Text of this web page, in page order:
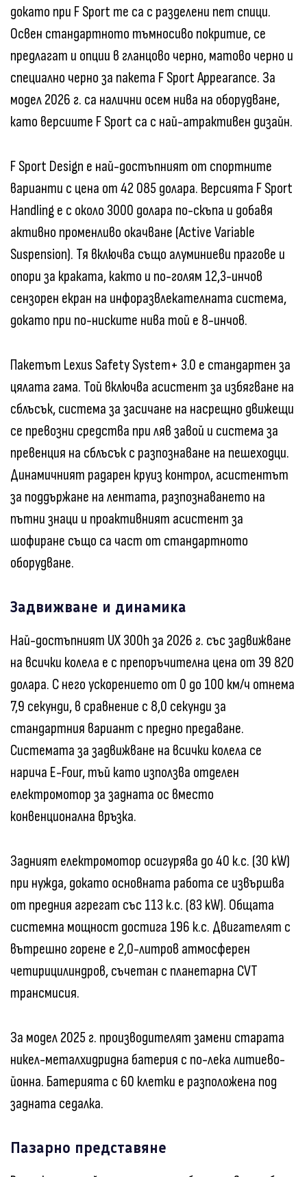
докато при F Sport те са с разделени пет спици.
Освен стандартното тъмносиво покритие, се
предлагат и опции в гланцово черно, матово черно и
специално черно за пакета F Sport Appearance. За
модел 2026 г. са налични осем нива на оборудване,
като версиите F Sport са с най-атрактивен дизайн.
F Sport Design е най-достъпният от спортните
варианти с цена от 42 085 долара. Версията F Sport
Handling е с около 3000 долара по-скъпа и добавя
активно променливо окачване (Active Variable
Suspension). Тя включва също алуминиеви прагове и
опори за краката, както и по-голям 12,3-инчов
сензорен екран на инфоразвлекателната система,
докато при по-ниските нива той е 8-инчов.
Пакетът Lexus Safety System+ 3.0 е стандартен за
цялата гама. Той включва асистент за избягване на
сблъсък, система за засичане на насрещно движещи
се превозни средства при ляв завой и система за
превенция на сблъсък с разпознаване на пешеходци.
Динамичният радарен круиз контрол, асистентът
за поддържане на лентата, разпознаването на
пътни знаци и проактивният асистент за
шофиране също са част от стандартното
оборудване.
Задвижване и динамика
Най-достъпният UX 300h за 2026 г. със задвижване
на всички колела е с препоръчителна цена от 39 820
долара. С него ускорението от 0 до 100 км/ч отнема
7,9 секунди, в сравнение с 8,0 секунди за
стандартния вариант с предно предаване.
Системата за задвижване на всички колела се
нарича E-Four, тъй като използва отделен
електромотор за задната ос вместо
конвенционална връзка.
Задният електромотор осигурява до 40 к.с. (30 kW)
при нужда, докато основната работа се извършва
от предния агрегат със 113 к.с. (83 kW). Общата
системна мощност достига 196 к.с. Двигателят с
вътрешно горене е 2,0-литров атмосферен
четирицилиндров, съчетан с планетарна CVT
трансмисия.
За модел 2025 г. производителят замени старата
никел-металхидридна батерия с по-лека литиево-
йонна. Батерията с 60 клетки е разположена под
задната седалка.
Пазарно представяне